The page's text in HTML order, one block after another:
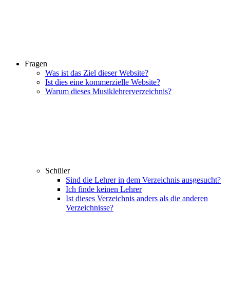
Fragen
Was ist das Ziel dieser Website?
Ist dies eine kommerzielle Website?
Warum dieses Musiklehrerverzeichnis?
Schüler
Sind die Lehrer in dem Verzeichnis ausgesucht?
Ich finde keinen Lehrer
Ist dieses Verzeichnis anders als die anderen
Verzeichnisse?